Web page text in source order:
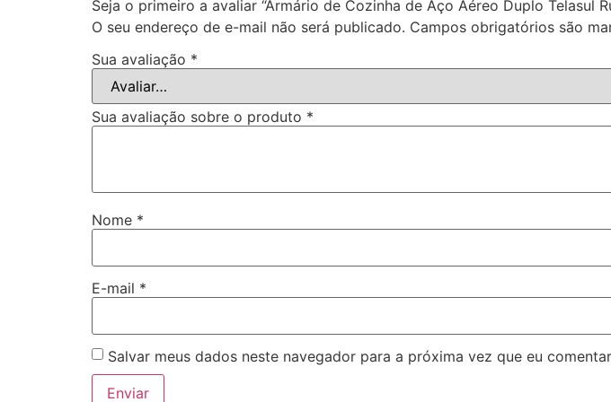
Seja o primeiro a avaliar “Armário de Cozinha de Aço Aéreo Duplo Telasul
O seu endereço de e-mail não será publicado. Campos obrigatórios são
Sua avaliação *
Sua avaliação sobre o produto *
Nome *
E-mail *
Salvar meus dados neste navegador para a próxima vez que eu